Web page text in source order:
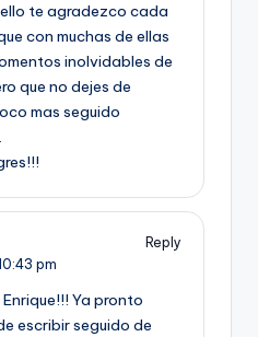
te agradezco cada
con muchas de ellas
inolvidables de
que no dejes de
mas seguido
Reply
pm
Ya pronto
escribir seguido de